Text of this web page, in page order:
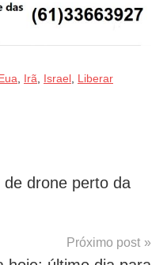
, Irã, Israel, Liberar
drone perto da
Próximo post